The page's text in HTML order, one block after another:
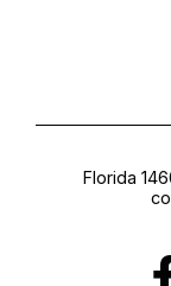
Florida